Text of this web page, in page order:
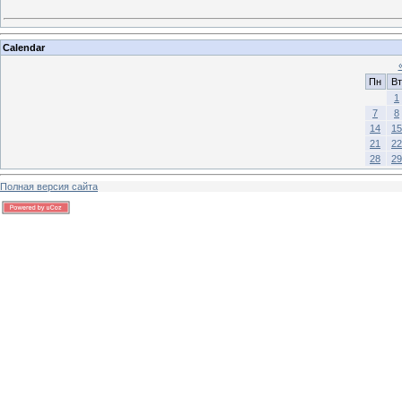
Calendar
Пн
Вт
1
7
8
14
15
21
22
28
29
Полная версия сайта